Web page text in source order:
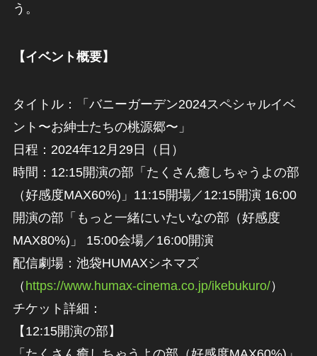
う。
【イベント概要】
タイトル：「バニーガーデン2024スペシャルイベ
ント〜お紳士たちの桃源郷〜」
日程：2024年12月29日（日）
時間：12:15開演の部「たくさん癒しちゃうよの部
（好感度MAX60%)」11:15開場／12:15開演 16:00
開演の部「もっと一緒にいたいなの部（好感度
MAX80%)」 15:00会場／16:00開演
配信劇場：池袋HUMAXシネマズ
（ https://www.humax-cinema.co.jp/ikebukuro/）
チケット詳細：
【12:15開演の部】